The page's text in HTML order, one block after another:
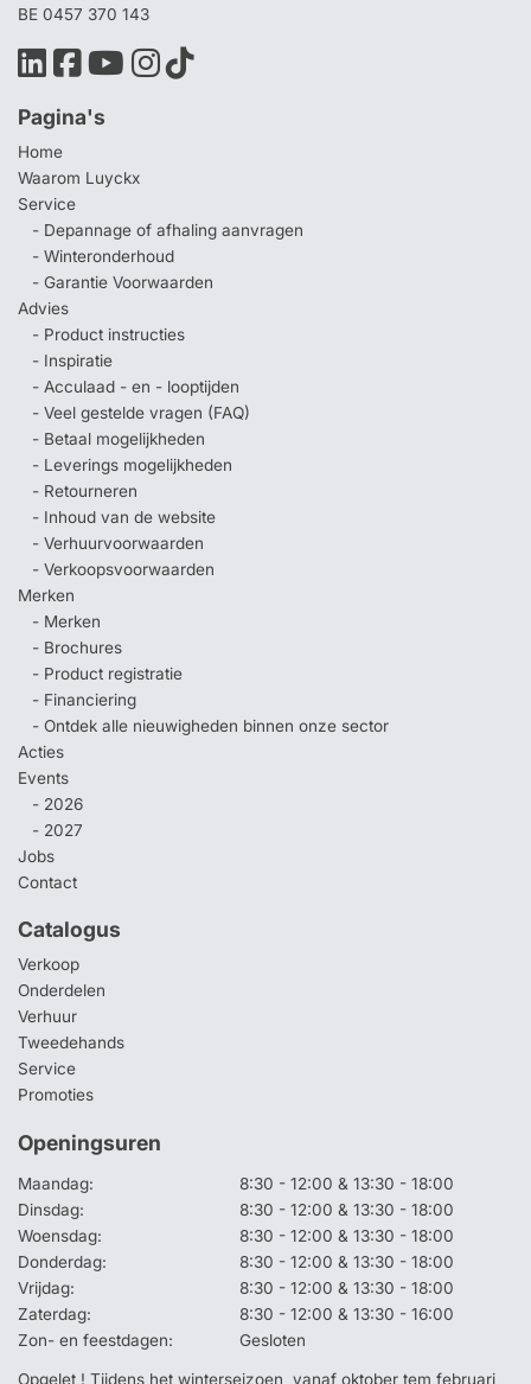
BE 0457 370 143
Pagina's
Home
Waarom Luyckx
Service
- Depannage of afhaling aanvragen
- Winteronderhoud
- Garantie Voorwaarden
Advies
- Product instructies
- Inspiratie
- Acculaad - en - looptijden
- Veel gestelde vragen (FAQ)
- Betaal mogelijkheden
- Leverings mogelijkheden
- Retourneren
- Inhoud van de website
- Verhuurvoorwaarden
- Verkoopsvoorwaarden
Merken
- Merken
- Brochures
- Product registratie
- Financiering
- Ontdek alle nieuwigheden binnen onze sector
Acties
Events
- 2026
- 2027
Jobs
Contact
Catalogus
Verkoop
Onderdelen
Verhuur
Tweedehands
Service
Promoties
Openingsuren
Maandag:
8:30 - 12:00 & 13:30 - 18:00
Dinsdag:
8:30 - 12:00 & 13:30 - 18:00
Woensdag:
8:30 - 12:00 & 13:30 - 18:00
Donderdag:
8:30 - 12:00 & 13:30 - 18:00
Vrijdag:
8:30 - 12:00 & 13:30 - 18:00
Zaterdag:
8:30 - 12:00 & 13:30 - 16:00
Zon- en feestdagen:
Gesloten
Opgelet ! Tijdens het winterseizoen, vanaf oktober tem februari